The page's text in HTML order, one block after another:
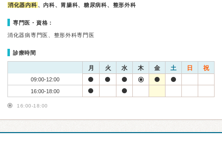
消化器内科 、内科、胃腸科、糖尿病科、整形外科
専門医・資格：
消化器病専門医、整形外科専門医
診療時間
月 火 水 木 金 土 日 祝
09:00-12:00
16:00-18:00
16:00-18:00